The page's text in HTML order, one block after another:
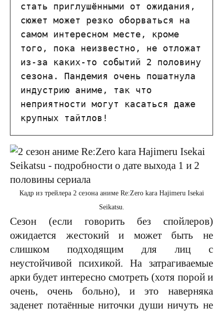
стать приглушёнными от ожидания,
сюжет может резко оборваться на
самом интересном месте, кроме
того, пока неизвестно, не отложат
из-за каких-то событий 2 половину
сезона. Пандемия очень пошатнула
индустрию аниме, так что
неприятности могут касаться даже
крупных тайтлов!
Кадр из трейлера 2 сезона аниме Re:Zero kara Hajimeru Isekai
Seikatsu.
Сезон (если говорить без спойлеров)
ожидается жестокий и может быть не
слишком подходящим для лиц с
неустойчивой психикой. На затрагиваемые
арки будет интересно смотреть (хотя порой и
очень, очень больно), и это наверняка
заденет потаённые ниточки души ничуть не